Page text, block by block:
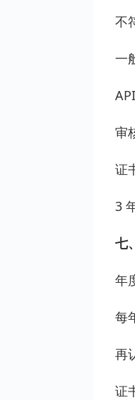
不
一
审
证
3
七
年
每
再
证